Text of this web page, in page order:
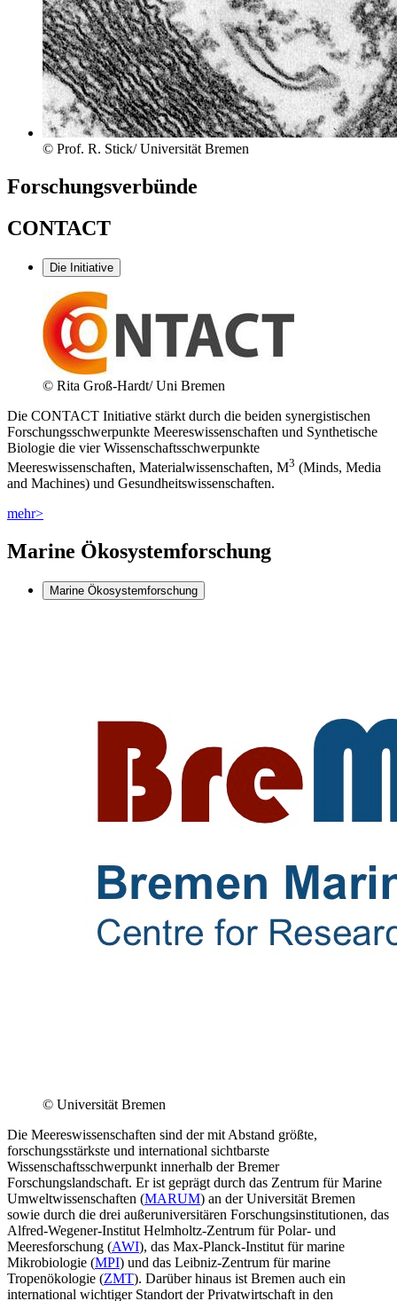
© Prof. R. Stick/ Universität Bremen
Forschungsverbünde
CONTACT
Die Initiative
© Rita Groß-Hardt/ Uni Bremen
Die CONTACT Initiative stärkt durch die beiden synergistischen
Forschungsschwerpunkte Meereswissenschaften und Synthetische
Biologie die vier Wissenschaftsschwerpunkte
Meereswissenschaften, Materialwissenschaften, M3 (Minds, Media
and Machines) und Gesundheitswissenschaften.
mehr>
Marine Ökosystemforschung
Marine Ökosystemforschung
© Universität Bremen
Die Meereswissenschaften sind der mit Abstand größte,
forschungsstärkste und international sichtbarste
Wissenschaftsschwerpunkt innerhalb der Bremer
Forschungslandschaft. Er ist geprägt durch das Zentrum für Marine
Umweltwissenschaften (MARUM) an der Universität Bremen
sowie durch die drei außeruniversitären Forschungsinstitutionen, das
Alfred-Wegener‐Institut Helmholtz-Zentrum für Polar- und
Meeresforschung (AWI), das Max-Planck‐Institut für marine
Mikrobiologie (MPI) und das Leibniz-Zentrum für marine
Tropenökologie (ZMT). Darüber hinaus ist Bremen auch ein
international wichtiger Standort der Privatwirtschaft in den